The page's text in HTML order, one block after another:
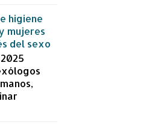
higiene
mujeres
del sexo